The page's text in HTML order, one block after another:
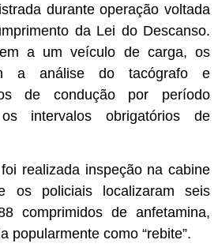
durante operação voltada
da Lei do Descanso.
a um veículo de carga, os
a análise do tacógrafo e
de condução por período
intervalos obrigatórios de
realizada inspeção na cabine
os policiais localizaram seis
comprimidos de anfetamina,
popularmente como “rebite”.